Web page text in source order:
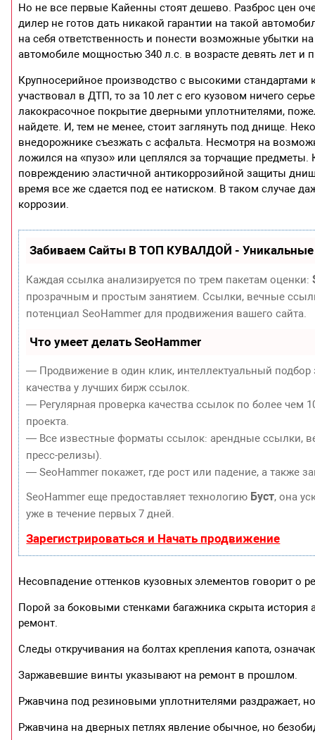
Но не все первые Кайенны стоят дешево. Разброс цен
дилер не готов дать никакой гарантии на такой
на себя ответственность и понести возможные убытки
автомобиле мощностью 340 л.с. в возрасте девять лет и
Крупносерийное производство с высокими
участвовал в ДТП, то за 10 лет с его кузовом ничего
лакокрасочное покрытие дверными уплотнителями,
найдете. И, тем не менее, стоит заглянуть под днище.
внедорожнике съезжать с асфальта. Несмотря на
ложился на «пузо» или цеплялся за торчащие
повреждению эластичной антикоррозийной защиты
время все же сдается под ее натиском. В таком случае
коррозии.
Забиваем Сайты В ТОП КУВАЛДОЙ - Уникальные
Каждая ссылка анализируется по трем пакетам оценки:
прозрачным и простым занятием. Ссылки, вечные
потенциал SeoHammer для продвижения вашего сайта.
Что умеет делать SeoHammer
— Продвижение в один клик, интеллектуальный
качества у лучших бирж ссылок.
— Регулярная проверка качества ссылок по более чем
проекта.
— Все известные форматы ссылок: арендные ссылки,
пресс-релизы).
— SeoHammer покажет, где рост или падение, а также
SeoHammer еще предоставляет технологию Буст, она
уже в течение первых 7 дней.
Зарегистрироваться и Начать продвижение
Несовпадение оттенков кузовных элементов говорит о
Порой за боковыми стенками багажника скрыта
ремонт.
Следы откручивания на болтах крепления капота,
Заржавевшие винты указывают на ремонт в прошлом.
Ржавчина под резиновыми уплотнителями раздражает,
Ржавчина на дверных петлях явление обычное, но